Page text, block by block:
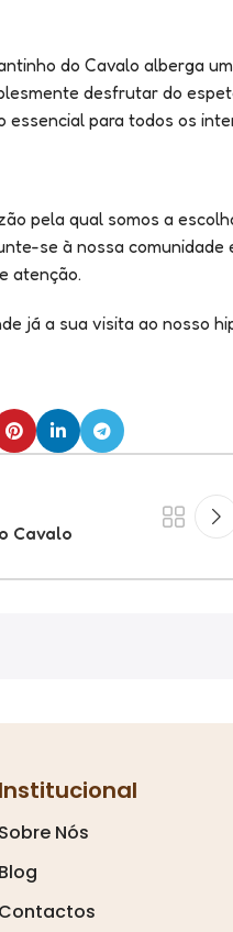
do Cavalo alberga
desfrutar do
para todos os
pela qual somos a
se à nossa
atenção.
já a sua visita ao nosso
Cavalo
Institucional
Sobre Nós
Blog
Contactos